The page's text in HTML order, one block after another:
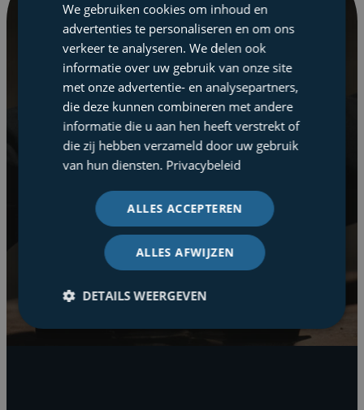
Elke maand op de hoogte
blijven
met de Tax Square
nieuwsbrief
Fiscale wetgeving en praktijk wijzigen
constant en hebben een structurele impact
op uw kosten, opbrengsten en cashflow;
zowel zakelijk als privé. U heeft dus alle belang
bij periodieke relevante tax updates.
Lees de nieuwsbrieven
We gebruiken cookies om inhoud en
advertenties te personaliseren en om ons
verkeer te analyseren. We delen ook
informatie over uw gebruik van onze site
met onze advertentie- en analysepartners,
die deze kunnen combineren met andere
informatie die u aan hen heeft verstrekt of
die zij hebben verzameld door uw gebruik
van hun diensten. Privacybeleid
ALLES ACCEPTEREN
ALLES AFWIJZEN
DETAILS WEERGEVEN